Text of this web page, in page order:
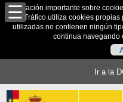
Información importante sobre
de Tráfico utiliza cookies
utilizadas no contienen ningún
continua navegando
Ir a la